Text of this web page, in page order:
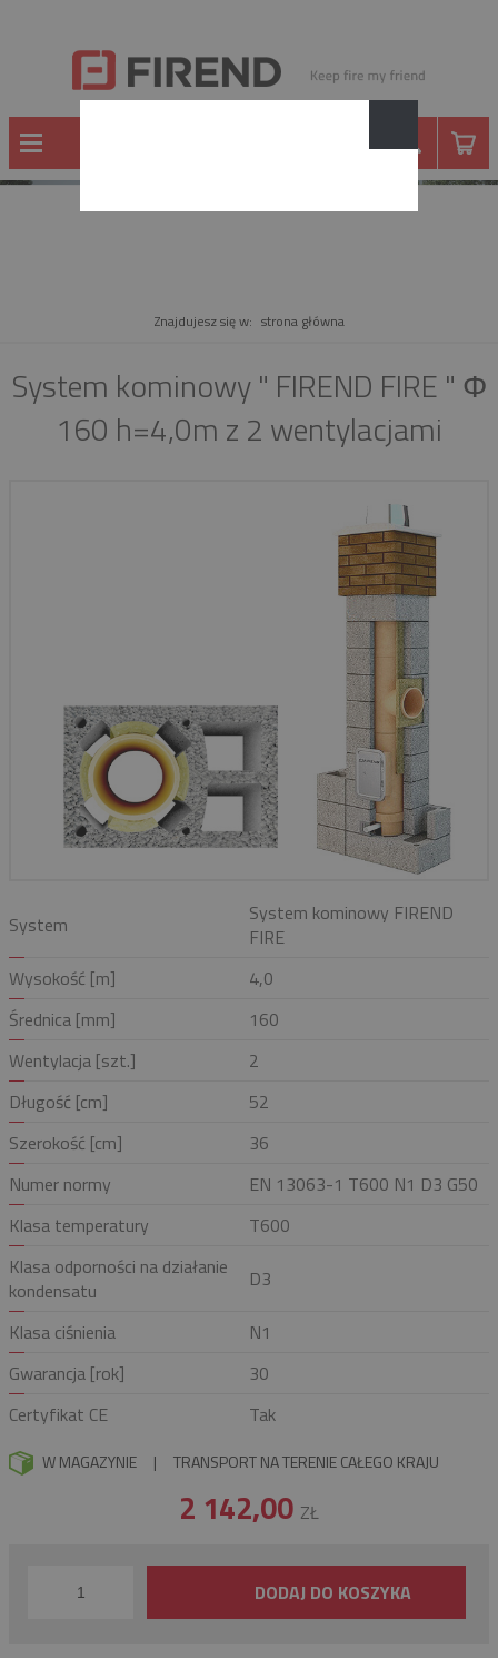
Znajdujesz się w: strona główna
System kominowy " FIREND FIRE " Φ
160 h=4,0m z 2 wentylacjami
System
System kominowy FIREND
FIRE
Wysokość [m]
4,0
Średnica [mm]
160
Wentylacja [szt.]
2
Długość [cm]
52
Szerokość [cm]
36
Numer normy
EN 13063-1 T600 N1 D3 G50
Klasa temperatury
T600
Klasa odporności na działanie
kondensatu
D3
Klasa ciśnienia
N1
Gwarancja [rok]
30
Certyfikat CE
Tak
W MAGAZYNIE | TRANSPORT NA TERENIE CAŁEGO KRAJU
2 142,00 ZŁ
DODAJ DO KOSZYKA